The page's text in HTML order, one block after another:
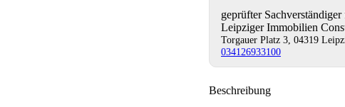
geprüfter
Leipziger Immobilien
Torgauer Platz 3, 04319
034126933100
Beschreibung